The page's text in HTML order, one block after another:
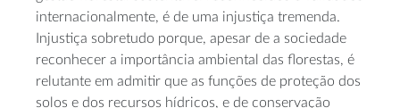
internacionalmente, é de uma injustiça tremenda.
Injustiça sobretudo porque, apesar de a sociedade
reconhecer a importância ambiental das florestas, é
relutante em admitir que as funções de proteção dos
solos e dos recursos hídricos, e de conservação